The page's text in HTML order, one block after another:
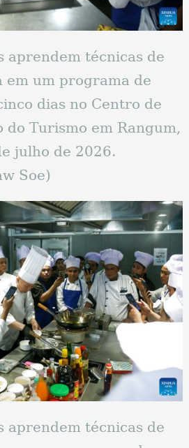
aprendem técnicas de
em um programa de
dias no Centro de
do Turismo em Rangum,
julho de 2026.
Soe)
aprendem técnicas de